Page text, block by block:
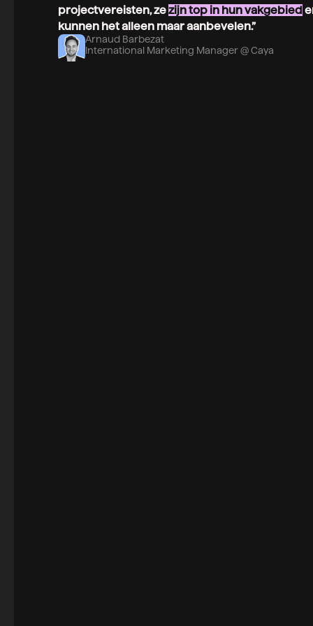
projectvereisten, zezijn top in hun vakgebied
kunnen het alleen maar aanbevelen.”
Arnaud Barbezat
International Marketing Manager @ Caya